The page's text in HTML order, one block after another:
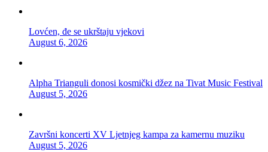
Lovćen, đe se ukrštaju vjekovi
August 6, 2026
Alpha Trianguli donosi kosmički džez na Tivat Music Festival
August 5, 2026
Završni koncerti XV Ljetnjeg kampa za kamernu muziku
August 5, 2026